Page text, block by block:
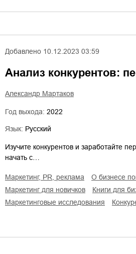
Добавлено 10.12.2023 03:59
Анализ конкурентов:
Александр Мартаков
Год выхода: 2022
Язык: Русский
Изучите конкурентов и заработайте
начать с…
маркетинг, PR, реклама о бизнесе
маркетинг для новичков
книги для
маркетинговые исследования